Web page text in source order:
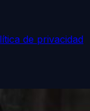
de privacidad